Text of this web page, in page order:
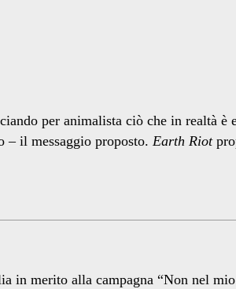
per animalista ciò che in realtà
– il messaggio proposto. Earth Riot
in merito alla campagna “Non nel